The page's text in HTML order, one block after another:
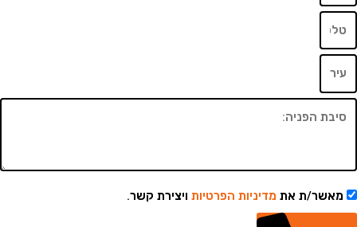
ת אתמדיניות הפרטיותויצירת קשר.